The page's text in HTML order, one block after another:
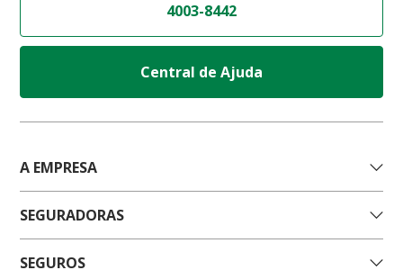
4003-8442
Central de Ajuda
A EMPRESA
SEGURADORAS
SEGUROS